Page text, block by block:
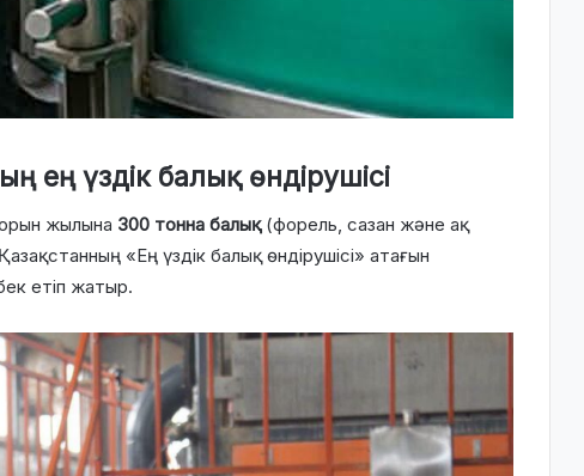
ең үздік балық өндірушісі
жылына 300 тонна балық(форель, сазан және ақ
«Ең үздік балық өндірушісі» атағын
етіп жатыр.